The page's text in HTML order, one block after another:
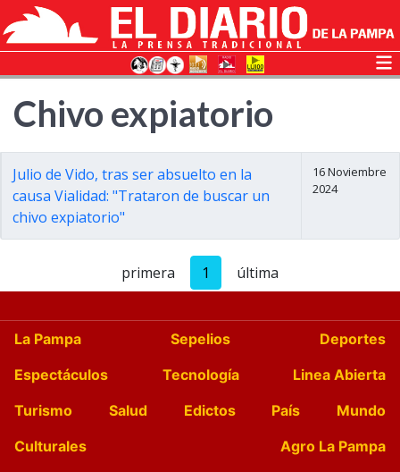
Chivo expiatorio
Julio de Vido, tras ser absuelto en la
causa Vialidad: "Trataron de buscar un
chivo expiatorio"
16 Noviembre
2024
primera 1 última
La Pampa Sepelios
Deportes
Espectáculos
Tecnología
Linea Abierta
Turismo
Salud Edictos País
Mundo
Culturales
Agro La Pampa